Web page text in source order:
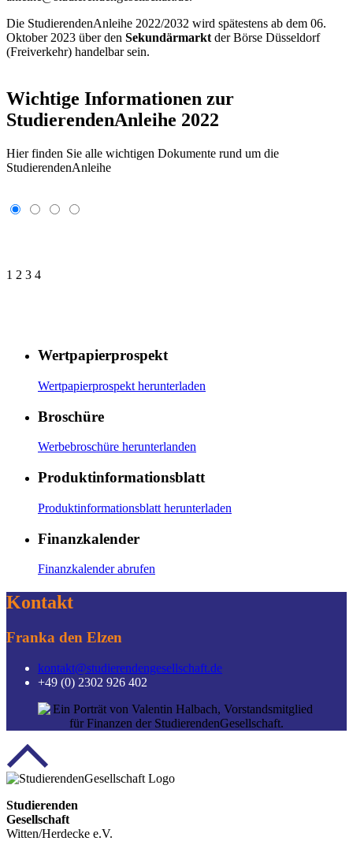
Die StudierendenAnleihe 2022/2032 wird spätestens ab dem 06.
Oktober 2023 über den Sekundärmarkt der Börse Düsseldorf
(Freiverkehr) handelbar sein.
Wichtige Informationen zur
StudierendenAnleihe 2022
Hier finden Sie alle wichtigen Dokumente rund um die
StudierendenAnleihe
1 2 3 4
Wertpapierprospekt
Wertpapierprospekt herunterladen
Broschüre
Werbebroschüre herunterlanden
Produktinformationsblatt
Produktinformationsblatt herunterladen
Finanzkalender
Finanzkalender abrufen
Kontakt
Franka den Elzen
kontakt@studierendengesellschaft.de
+49 (0) 2302 926 402
Studierenden
Gesellschaft
Witten/Herdecke e.V.